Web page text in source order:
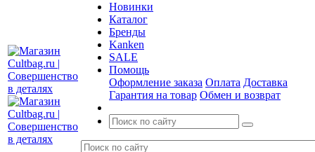
Новинки
Каталог
Бренды
Kanken
SALE
Помощь
Оформление заказа Оплата Доставка
Гарантия на товар Обмен и возврат